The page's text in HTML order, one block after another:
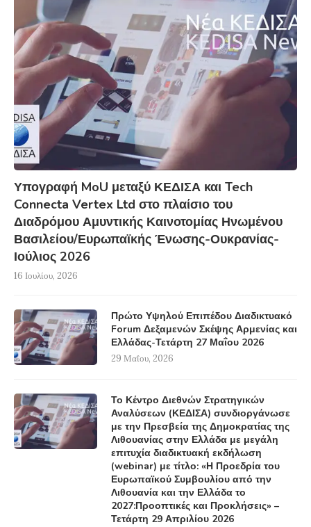
Υπογραφή MoU μεταξύ ΚΕΔΙΣΑ και Tech
Connecta Vertex Ltd στο πλαίσιο του
Διαδρόμου Αμυντικής Καινοτομίας Ηνωμένου
Βασιλείου/Ευρωπαϊκής Ένωσης-Ουκρανίας-
Ιούλιος 2026
16 Ιουλίου, 2026
Πρώτο Υψηλού Επιπέδου Διαδικτυακό
Forum Δεξαμενών Σκέψης Αρμενίας και
Ελλάδας-Τετάρτη 27 Μαΐου 2026
29 Μαΐου, 2026
Το Κέντρο Διεθνών Στρατηγικών
Αναλύσεων (ΚΕΔΙΣΑ) συνδιοργάνωσε
με την Πρεσβεία της Δημοκρατίας της
Λιθουανίας στην Ελλάδα με μεγάλη
επιτυχία διαδικτυακή εκδήλωση
(webinar) με τίτλο: «Η Προεδρία του
Ευρωπαϊκού Συμβουλίου από την
Λιθουανία και την Ελλάδα το
2027:Προοπτικές και Προκλήσεις» –
Τετάρτη 29 Απριλίου 2026